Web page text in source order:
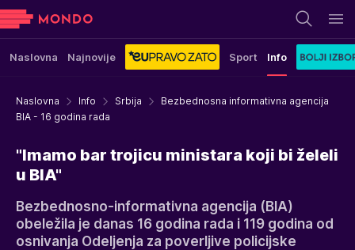
Naslovna Najnovije Sport Info
Naslovna Info Srbija
Bezbednosna informativna agencija
BIA - 16 godina rada
"Imamo bar trojicu ministara koji bi želeli
u BIA"
Bezbednosno-informativna agencija (BIA)
obeležila je danas 16 godina rada i 119 godina od
osnivanja Odeljenja za poverljive policijske